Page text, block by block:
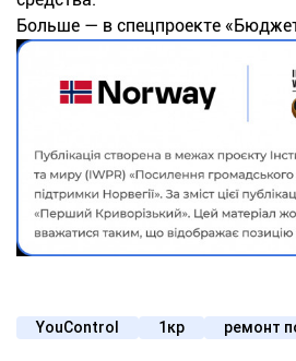
Больше — в спецпроекте
YouControl 1кр ремонт